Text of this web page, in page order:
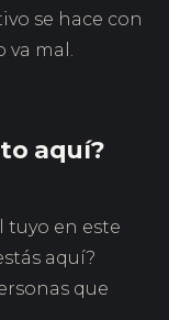
se hace con
va mal.
aquí?
tuyo en este
aquí?
que